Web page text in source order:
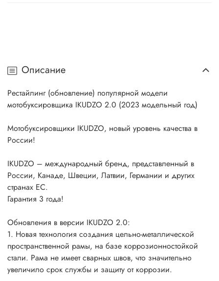
Описание
Рестайлинг (обновление) популярной модели
мотобуксировщика IKUDZO 2.0 (2023 модельный год)
Мотобуксировщики IKUDZO, новый уровень качества в
России!
IKUDZO – международный бренд, представленный в
России, Канаде, Швеции, Латвии, Германии и других
странах ЕС.
Гарантия 3 года!
Обновления в версии IKUDZO 2.0:
1. Новая технология создания цельно-металлической
пространственной рамы, на базе коррозионностойкой
стали. Рама не имеет сварных швов, что значительно
увеличило срок службы и защиту от коррозии.